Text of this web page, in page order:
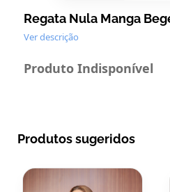
Regata Nula Manga
Ver descrição
Produto Indisponível
Produtos sugeridos